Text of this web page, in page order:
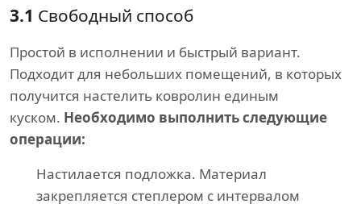
3.1 Свободный способ
Простой в исполнении и быстрый вариант.
Подходит для небольших помещений, в которых
получится настелить ковролин единым
куском. Необходимо выполнить следующие
операции:
Настилается подложка. Материал
закрепляется степлером с интервалом